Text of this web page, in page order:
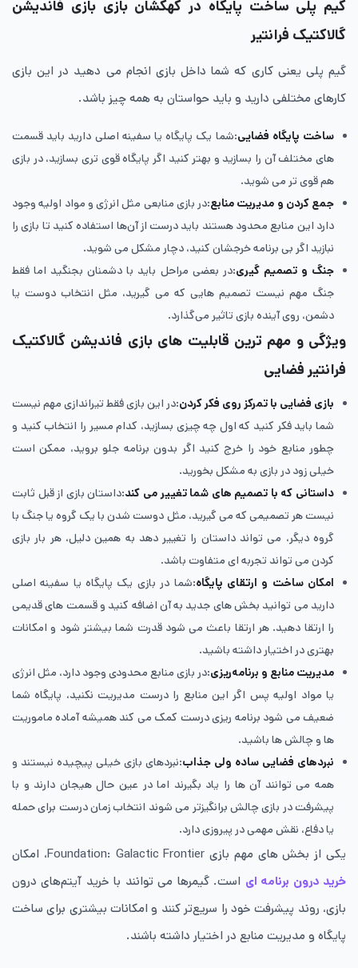
گیم پلی ساخت پایگاه در کهکشان بازی بازی فاندیشن
گالاکتیک فرانتیر
گیم پلی یعنی کاری که شما داخل بازی انجام می دهید در این بازی
کارهای مختلفی دارید و باید حواستان به همه چیز باشد.
ساخت پایگاه فضایی:شما یک پایگاه یا سفینه اصلی دارید باید قسمت
های مختلف آن را بسازید و بهتر کنید اگر پایگاه قوی تری بسازید، در بازی
هم قوی تر می شوید.
جمع کردن و مدیریت منابع:در بازی منابعی مثل انرژی و مواد اولیه وجود
دارد این منابع محدود هستند باید درست از آن‌ها استفاده کنید تا بازی را
نبازید اگر بی برنامه خرجشان کنید، دچار مشکل می شوید.
جنگ و تصمیم گیری:در بعضی مراحل باید با دشمنان بجنگید اما فقط
جنگ مهم نیست تصمیم هایی که می گیرید، مثل انتخاب دوست یا
دشمن، روی آینده بازی تاثیر می‌گذارد.
ویژگی و مهم ترین قابلیت های بازی فاندیشن گالاکتیک
فرانتیر فضایی
بازی فضایی با تمرکز روی فکر کردن:در این بازی فقط تیراندازی مهم نیست
شما باید فکر کنید که اول چه چیزی بسازید، کدام مسیر را انتخاب کنید و
چطور منابع خود را خرج کنید اگر بدون برنامه جلو بروید، ممکن است
خیلی زود در بازی به مشکل بخورید.
داستانی که با تصمیم های شما تغییر می کند:داستان بازی از قبل ثابت
نیست هر تصمیمی که می گیرید، مثل دوست شدن با یک گروه یا جنگ با
گروه دیگر، می تواند داستان را تغییر دهد به همین دلیل، هر بار بازی
کردن می تواند تجربه ای متفاوت باشد.
امکان ساخت و ارتقای پایگاه:شما در بازی یک پایگاه یا سفینه اصلی
دارید می توانید بخش های جدید به آن اضافه کنید و قسمت های قدیمی
را ارتقا دهید. هر ارتقا باعث می شود قدرت شما بیشتر شود و امکانات
بهتری در اختیار داشته باشید.
مدیریت منابع و برنامه‌ریزی:در بازی منابع محدودی وجود دارد، مثل انرژی
یا مواد اولیه پس اگر این منابع را درست مدیریت نکنید، پایگاه شما
ضعیف می شود برنامه ریزی درست کمک می کند همیشه آماده ماموریت
ها و چالش ها باشید.
نبردهای فضایی ساده ولی جذاب:نبردهای بازی خیلی پیچیده نیستند و
همه می توانند آن ها را یاد بگیرند اما در عین حال هیجان دارند و با
پیشرفت در بازی چالش برانگیزتر می شوند انتخاب زمان درست برای حمله
یا دفاع، نقش مهمی در پیروزی دارد.
یکی از بخش های مهم بازی Foundation: Galactic Frontier، امکان
خرید درون برنامه ای است. گیمرها می توانند با خرید آیتم‌های درون
بازی، روند پیشرفت خود را سریع‌تر کنند و امکانات بیشتری برای ساخت
پایگاه و مدیریت منابع در اختیار داشته باشند.